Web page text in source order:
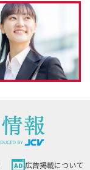
広告掲載について